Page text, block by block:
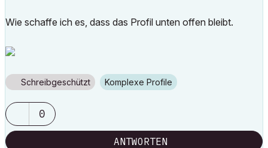
Wie schaffe ich es, dass das Profil unten offen bleibt.
Schreibgeschützt Komplexe Profile
0
ANTWORTEN